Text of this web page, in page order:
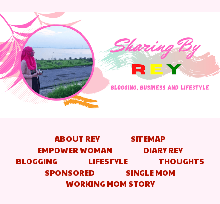
ABOUT REY
SITEMAP
EMPOWER WOMAN
DIARY REY
BLOGGING
LIFESTYLE
THOUGHTS
SPONSORED
SINGLE MOM
WORKING MOM STORY